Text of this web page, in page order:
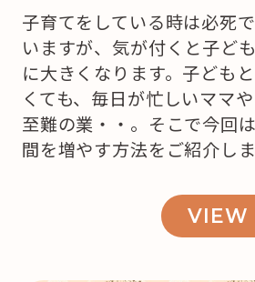
子育てをしている時は必死
いますが、気が付くと子ど
に大きくなります。子ども
くても、毎日が忙しいママ
至難の業・・。そこで今回
間を増やす方法をご紹介しま
VIEW